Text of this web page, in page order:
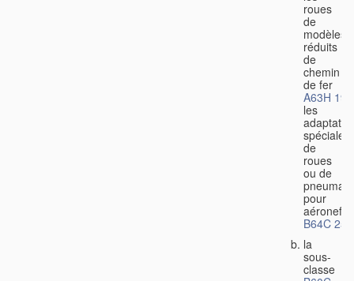
roues
de
modèles
réduits
de
chemin
de fer
A63H 19/
les
spéciales
de
roues
ou de
pour
aéronefs
B64C 25/
la
sous-
classe